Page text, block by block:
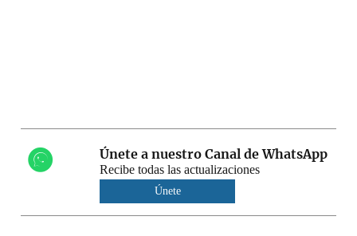
Únete a nuestro Canal de WhatsApp
Recibe todas las actualizaciones
Únete